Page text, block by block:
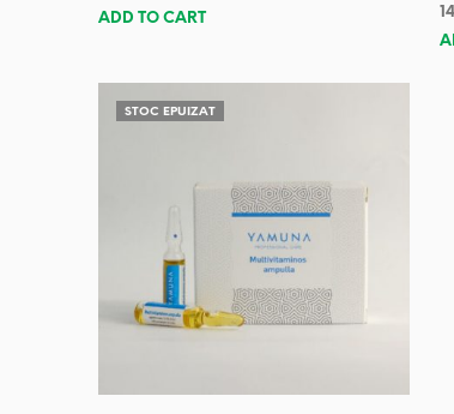
ADD TO CART
14
STOC EPUIZAT